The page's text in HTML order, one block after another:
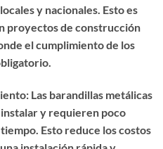
y nacionales. Esto es
proyectos de construcción
el cumplimiento de los
Las barandillas metálicas
y requieren poco
Esto reduce los costos